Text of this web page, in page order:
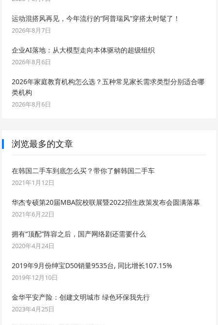
运动混搭风再见，今年流行的“阿普瑞风”穿搭太时髦了！
2026年8月7日
企业AI落地：从大模型走向本体驱动的超级组织
2026年8月6日
2026年家庭教育机构怎么选？五种常见家长需求类型分别适合哪
类机构
2026年8月6日
浏览最多的文章
在韩国二手车到底怎么买？带你了解韩国二手车
2021年1月12日
华杰专硕第20届MBA院校联展暨2022招生政策发布会圆满落幕
2021年6月22日
拥有“顶配”阵容之后，国产网络剧还需要什么
2020年4月24日
2019年9月份绅宝D50销量9535台, 同比增长107.15%
2019年12月10日
金华平安产险：创建文明城市 绿色环保我先行
2023年4月25日